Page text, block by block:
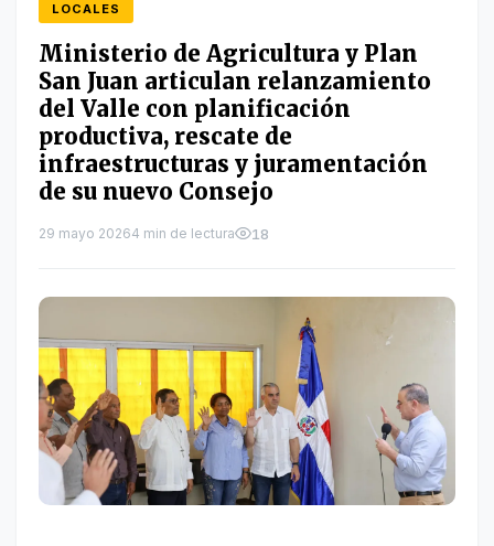
LOCALES
Ministerio de Agricultura y Plan
San Juan articulan relanzamiento
del Valle con planificación
productiva, rescate de
infraestructuras y juramentación
de su nuevo Consejo
29 mayo 20264 min de lectura 18